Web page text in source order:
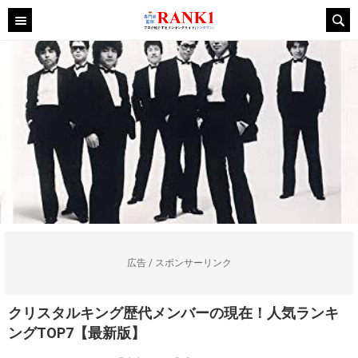
広告 / スポンサーリンク
クリスタルキング歴代メンバーの現在！人気ランキ
ングTOP7【最新版】